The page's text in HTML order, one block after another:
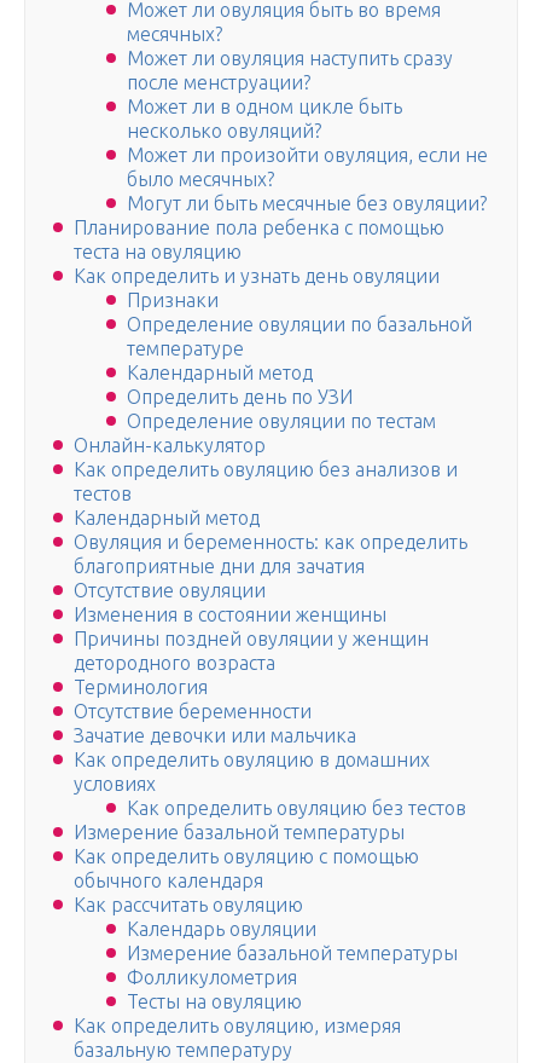
Может ли овуляция быть во время
месячных?
Может ли овуляция наступить сразу
после менструации?
Может ли в одном цикле быть
несколько овуляций?
Может ли произойти овуляция, если не
было месячных?
Могут ли быть месячные без овуляции?
Планирование пола ребенка с помощью
теста на овуляцию
Как определить и узнать день овуляции
Признаки
Определение овуляции по базальной
температуре
Календарный метод
Определить день по УЗИ
Определение овуляции по тестам
Онлайн-калькулятор
Как определить овуляцию без анализов и
тестов
Календарный метод
Овуляция и беременность: как определить
благоприятные дни для зачатия
Отсутствие овуляции
Изменения в состоянии женщины
Причины поздней овуляции у женщин
детородного возраста
Терминология
Отсутствие беременности
Зачатие девочки или мальчика
Как определить овуляцию в домашних
условиях
Как определить овуляцию без тестов
Измерение базальной температуры
Как определить овуляцию с помощью
обычного календаря
Как рассчитать овуляцию
Календарь овуляции
Измерение базальной температуры
Фолликулометрия
Тесты на овуляцию
Как определить овуляцию, измеряя
базальную температуру